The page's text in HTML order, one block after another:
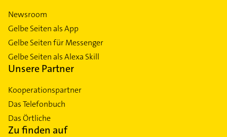
Newsroom
Gelbe Seiten als App
Gelbe Seiten für Messenger
Gelbe Seiten als Alexa Skill
Unsere Partner
Kooperationspartner
Das Telefonbuch
Das Örtliche
Zu finden auf